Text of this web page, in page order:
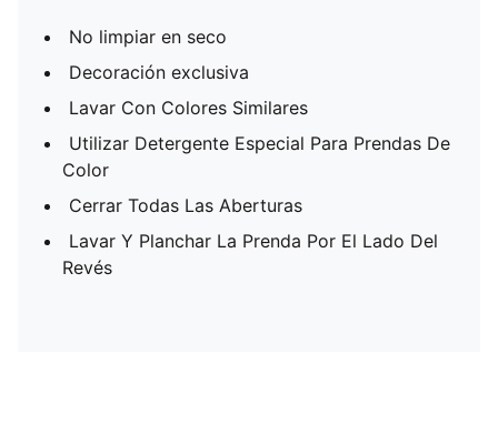
No limpiar en seco
Decoración exclusiva
Lavar Con Colores Similares
Utilizar Detergente Especial Para Prendas De
Color
Cerrar Todas Las Aberturas
Lavar Y Planchar La Prenda Por El Lado Del
Revés